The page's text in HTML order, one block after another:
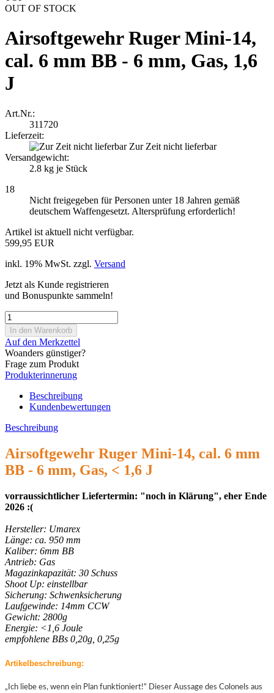
OUT OF STOCK
Airsoftgewehr Ruger Mini-14,
cal. 6 mm BB - 6 mm, Gas, 1,6
J
Art.Nr.:
311720
Lieferzeit:
Zur Zeit nicht lieferbar
Versandgewicht:
2.8 kg je Stück
18
Nicht freigegeben für Personen unter 18 Jahren gemäß
deutschem Waffengesetzt. Altersprüfung erforderlich!
Artikel ist aktuell nicht verfügbar.
599,95 EUR
inkl. 19% MwSt. zzgl. Versand
Jetzt als Kunde registrieren
und Bonuspunkte sammeln!
Auf den Merkzettel
Woanders günstiger?
Frage zum Produkt
Produkterinnerung
Beschreibung
Kundenbewertungen
Beschreibung
Airsoftgewehr Ruger Mini-14, cal. 6 mm
BB - 6 mm, Gas, < 1,6 J
vorraussichtlicher Liefertermin: "noch in Klärung", eher Ende
2026 :(
Hersteller: Umarex
Länge: ca. 950 mm
Kaliber: 6mm BB
Antrieb: Gas
Magazinkapazität: 30 Schuss
Shoot Up: einstellbar
Sicherung: Schwenksicherung
Laufgewinde: 14mm CCW
Gewicht: 2800g
Energie: <1,6 Joule
empfohlene BBs 0,20g, 0,25g
Artikelbeschreibung:
„Ich liebe es, wenn ein Plan funktioniert!“ Dieser Aussage des Colonels aus